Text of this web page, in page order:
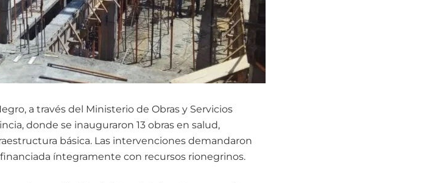
a través del Ministerio de Obras y Servicios
donde se inauguraron 13 obras en salud,
básica. Las intervenciones demandaron
íntegramente con recursos rionegrinos.